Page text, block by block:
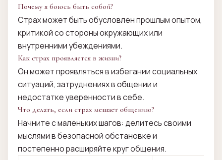
Почему я боюсь быть собой?
Страх может быть обусловлен прошлым опытом,
критикой со стороны окружающих или
внутренними убеждениями.
Как страх проявляется в жизни?
Он может проявляться в избегании социальных
ситуаций, затруднениях в общении и
недостатке уверенности в себе.
Что делать, если страх мешает общению?
Начните с маленьких шагов: делитесь своими
мыслями в безопасной обстановке и
постепенно расширяйте круг общения.